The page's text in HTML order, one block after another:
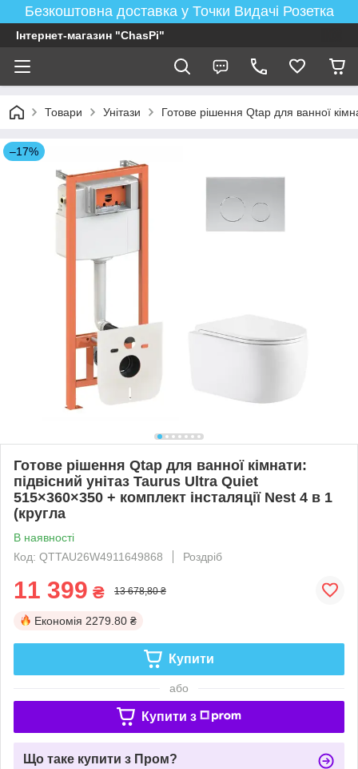
Безкоштовна доставка у Точки Видачі Розетка
Інтернет-магазин "ChasPi"
Товари Унітази Готове рішення Qtap для ванної
–17%
Готове рішення Qtap для ванної кімнати:
підвісний унітаз Taurus Ultra Quiet
515×360×350 + комплект інсталяції Nest 4 в 1
(кругла
В наявності
Код: QTTAU26W4911649868
Роздріб
11 399 ₴ 13 678,80 ₴
Економія 2279.80 ₴
Купити
або
Купити з
Що таке купити з Пром?